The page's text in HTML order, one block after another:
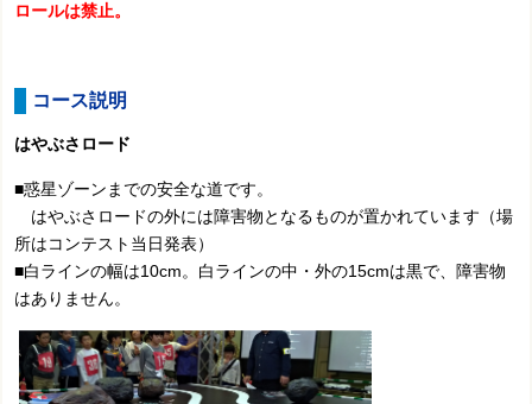
ロールは禁止。
コース説明
はやぶさロード
■惑星ゾーンまでの安全な道です。
はやぶさロードの外には障害物となるものが置かれています（場
所はコンテスト当日発表）
■白ラインの幅は10cm。白ラインの中・外の15cmは黒で、障害物
はありません。